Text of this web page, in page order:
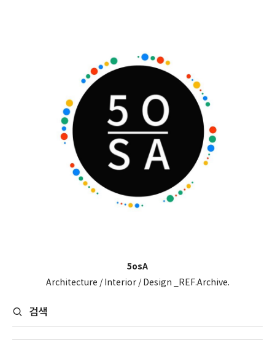
5osA
Architecture / Interior / Design _REF.Archive.
검색